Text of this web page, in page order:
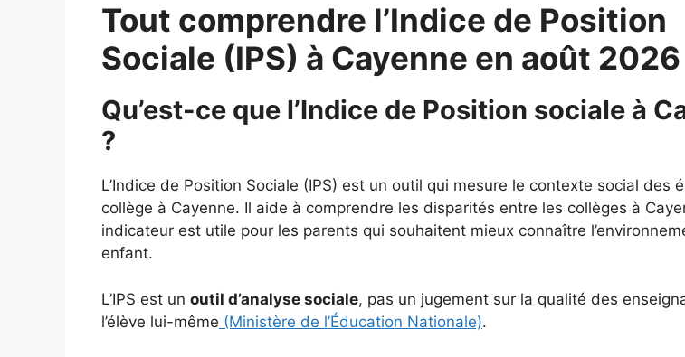
Tout comprendre l’Indice de Position
Sociale (IPS) à Cayenne en août 2026
Qu’est-ce que l’Indice de Position sociale à
?
L’Indice de Position Sociale (IPS) est un outil qui mesure le contexte social des
collège à Cayenne. Il aide à comprendre les disparités entre les collèges à
indicateur est utile pour les parents qui souhaitent mieux connaître
enfant.
L’IPS est un outil d’analyse sociale, pas un jugement sur la qualité des
l’élève lui-même (Ministère de l’Éducation Nationale).